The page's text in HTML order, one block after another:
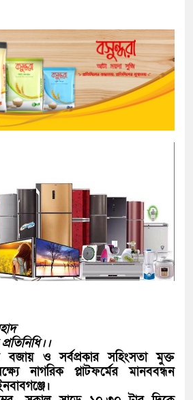
বজায় ও সর্বপ্রকার সহিংসতা মুক্ত
নাগরিক প্লাটফর্মের মানববন্ধন